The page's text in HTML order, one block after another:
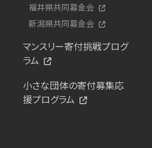
福井県共同募金会
新潟県共同募金会
マンスリー寄付挑戦プログ
ラム
小さな団体の寄付募集応
援プログラム